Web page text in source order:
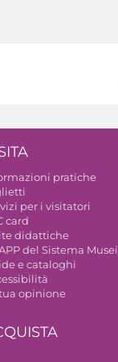
pratiche
per i visitatori
card
didattiche
del Sistema Musei
e cataloghi
opinione